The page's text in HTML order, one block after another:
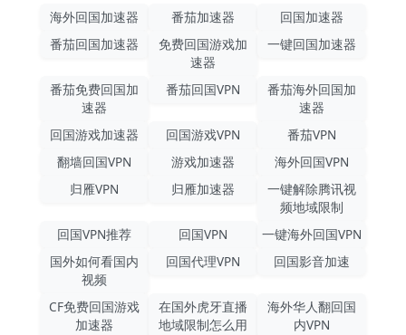
海外回国加速器 番茄加速器
回国加速器
番茄回国加速器
免费回国游戏加
速器
一键回国加速器
番茄免费回国加
速器
番茄回国VPN
番茄海外回国加
速器
回国游戏加速器
回国游戏VPN
番茄VPN
翻墙回国VPN
游戏加速器
海外回国VPN
归雁VPN
归雁加速器
一键解除腾讯视
频地域限制
回国VPN推荐
回国VPN
一键海外回国VPN
国外如何看国内
视频
回国代理VPN 回国影音加速
CF免费回国游戏
加速器
在国外虎牙直播
地域限制怎么用
海外华人翻回国
内VPN